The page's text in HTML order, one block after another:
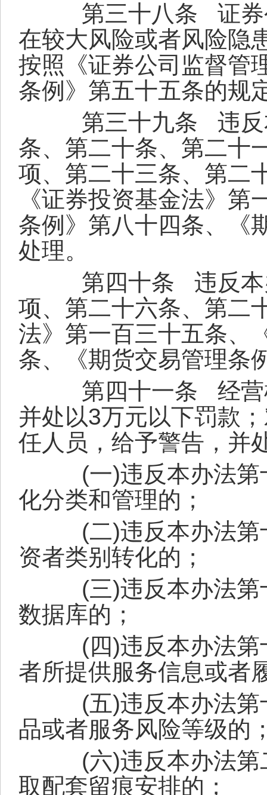
第三十八条
证
在较大风险或者风险隐
按照《证券公司监督管
条例》第五十五条的规
第三十九条
违
条、第二十条、第二十
项、第二十三条、第二
《证券投资基金法》
条例》第八十四条、《
处理。
第四十条
违反
项、第二十六条、第二
法》第一百三十五条、
条、《期货交易管理条
第四十一条
经
并处以3万元以下罚款
任人员，给予警告，并
(一)违反本办法
化分类和管理的；
(二)违反本办法
资者类别转化的；
(三)违反本办法
数据库的；
(四)违反本办法
者所提供服务信息或者
(五)违反本办法
品或者服务风险等级的
(六)违反本办法
取配套留痕安排的；